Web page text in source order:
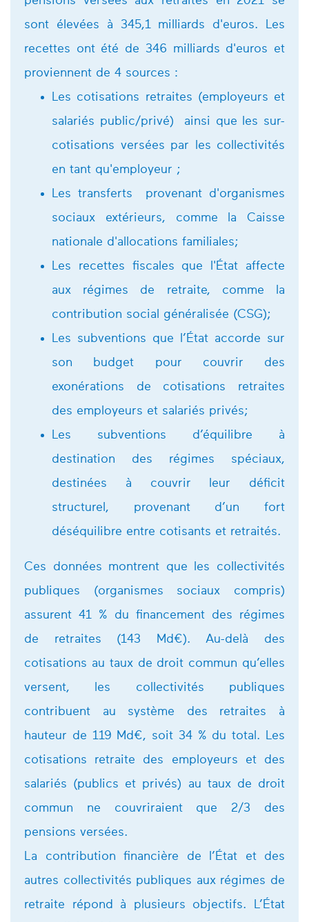
sont élevées à 345,1 milliards d'euros. Les
recettes ont été de 346 milliards d'euros et
proviennent de 4 sources :
Les cotisations retraites (employeurs et
salariés public/privé) ainsi que les sur-
cotisations versées par les collectivités
en tant qu'employeur ;
Les transferts provenant d'organismes
sociaux extérieurs, comme la Caisse
nationale d'allocations familiales;
Les recettes fiscales que l'État affecte
aux régimes de retraite, comme la
contribution social généralisée (CSG);
Les subventions que l’État accorde sur
son budget pour couvrir des
exonérations de cotisations retraites
des employeurs et salariés privés;
Les subventions d’équilibre à
destination des régimes spéciaux,
destinées à couvrir leur déficit
structurel, provenant d’un fort
déséquilibre entre cotisants et retraités.
Ces données montrent que les collectivités
publiques (organismes sociaux compris)
assurent 41 % du financement des régimes
de retraites (143 Md€). Au-delà des
cotisations au taux de droit commun qu’elles
versent, les collectivités publiques
contribuent au système des retraites à
hauteur de 119 Md€, soit 34 % du total. Les
cotisations retraite des employeurs et des
salariés (publics et privés) au taux de droit
commun ne couvriraient que 2/3 des
pensions versées.
La contribution financière de l’État et des
autres collectivités publiques aux régimes de
retraite répond à plusieurs objectifs. L’État